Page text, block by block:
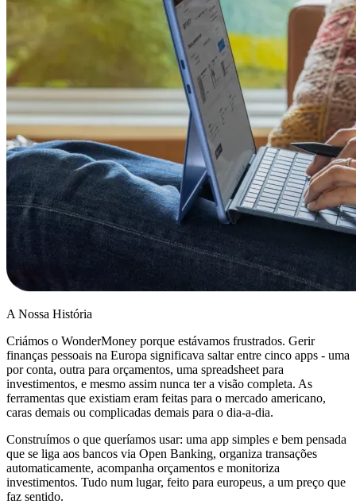
A Nossa História
Criámos o WonderMoney porque estávamos frustrados. Gerir
finanças pessoais na Europa significava saltar entre cinco apps - uma
por conta, outra para orçamentos, uma spreadsheet para
investimentos, e mesmo assim nunca ter a visão completa. As
ferramentas que existiam eram feitas para o mercado americano,
caras demais ou complicadas demais para o dia-a-dia.
Construímos o que queríamos usar: uma app simples e bem pensada
que se liga aos bancos via Open Banking, organiza transações
automaticamente, acompanha orçamentos e monitoriza
investimentos. Tudo num lugar, feito para europeus, a um preço que
faz sentido.